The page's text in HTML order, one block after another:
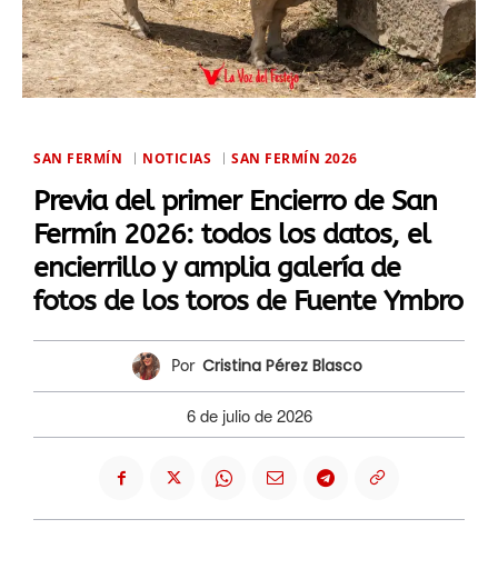
SAN FERMÍN NOTICIAS SAN FERMÍN 2026
Previa del primer Encierro de San
Fermín 2026: todos los datos, el
encierrillo y amplia galería de
fotos de los toros de Fuente Ymbro
Por Cristina Pérez Blasco
6 de julio de 2026